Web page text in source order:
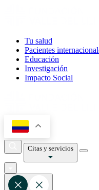
Tu salud
Pacientes
Educación
Investigación
Impacto Social
Citas y servicios